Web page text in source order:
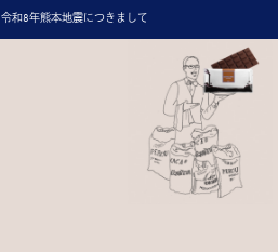
令和8年熊本地震につきまして